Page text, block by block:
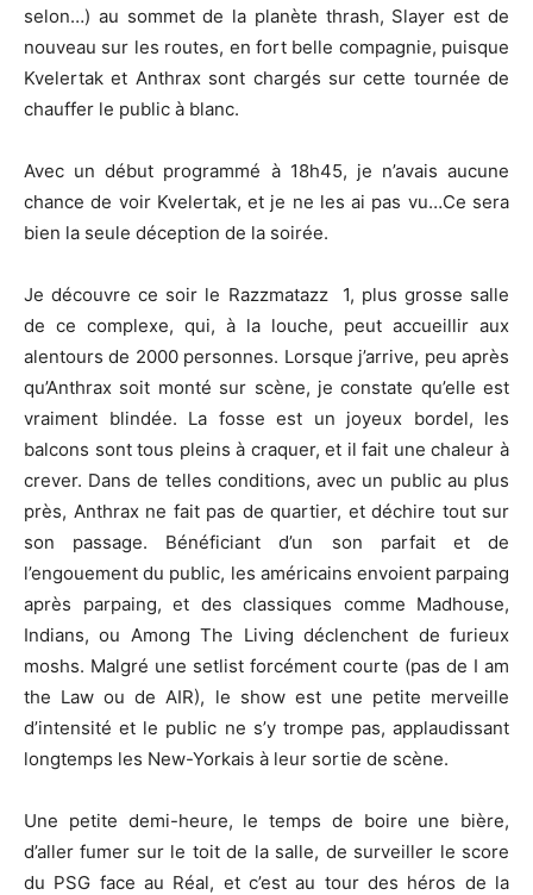
selon…) au sommet de la planète thrash, Slayer est de
nouveau sur les routes, en fort belle compagnie, puisque
Kvelertak et Anthrax sont chargés sur cette tournée de
chauffer le public à blanc.
Avec un début programmé à 18h45, je n’avais aucune
chance de voir Kvelertak, et je ne les ai pas vu…Ce sera
bien la seule déception de la soirée.
Je découvre ce soir le Razzmatazz 1, plus grosse salle
de ce complexe, qui, à la louche, peut accueillir aux
alentours de 2000 personnes. Lorsque j’arrive, peu après
qu’Anthrax soit monté sur scène, je constate qu’elle est
vraiment blindée. La fosse est un joyeux bordel, les
balcons sont tous pleins à craquer, et il fait une chaleur à
crever. Dans de telles conditions, avec un public au plus
près, Anthrax ne fait pas de quartier, et déchire tout sur
son passage. Bénéficiant d’un son parfait et de
l’engouement du public, les américains envoient parpaing
après parpaing, et des classiques comme Madhouse,
Indians, ou Among The Living déclenchent de furieux
moshs. Malgré une setlist forcément courte (pas de I am
the Law ou de AIR), le show est une petite merveille
d’intensité et le public ne s’y trompe pas, applaudissant
longtemps les New-Yorkais à leur sortie de scène.
Une petite demi-heure, le temps de boire une bière,
d’aller fumer sur le toit de la salle, de surveiller le score
du PSG face au Réal, et c’est au tour des héros de la